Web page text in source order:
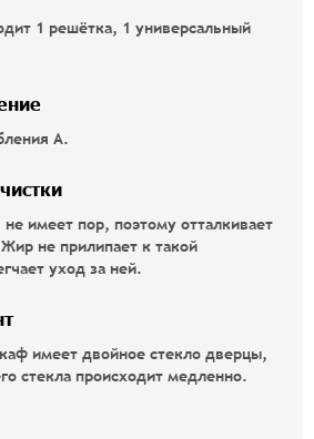
1 решётка, 1 универсальный
А.
имеет пор, поэтому отталкивает
не прилипает к такой
уход за ней.
имеет двойное стекло дверцы,
стекла происходит медленно.